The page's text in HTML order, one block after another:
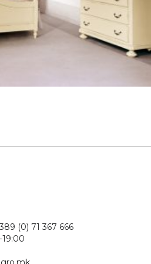
Popov n.1
(0) 71 367 666